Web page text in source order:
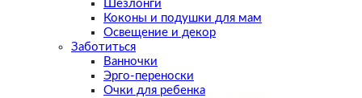
Шезлонги
Коконы и подушки для мам
Освещение и декор
Заботиться
Ванночки
Эрго-переноски
Очки для ребенка